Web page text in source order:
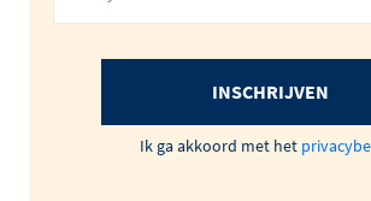
INSCHRIJVEN
Ik ga akkoord met het